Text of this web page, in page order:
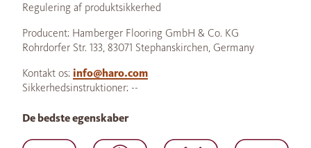
Regulering af produktsikkerhed
Producent: Hamberger Flooring GmbH & Co. KG
Rohrdorfer Str. 133, 83071 Stephanskirchen, Germany
Kontakt os: info@haro.com
Sikkerhedsinstruktioner: --
De bedste egenskaber